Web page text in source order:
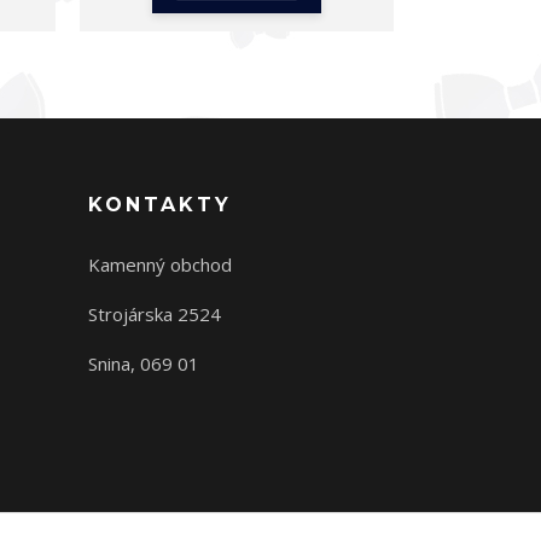
KONTAKTY
Kamenný obchod
Strojárska 2524
Snina, 069 01